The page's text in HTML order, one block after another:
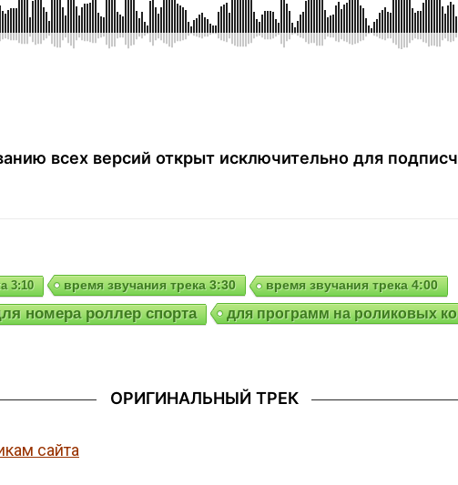
всех версий открыт исключительно для
3:10 время звучания трека 3:30 время звучания трека 4:00
номера роллер спорта для программ на роликовых
ОРИГИНАЛЬНЫЙ ТРЕК
сайта